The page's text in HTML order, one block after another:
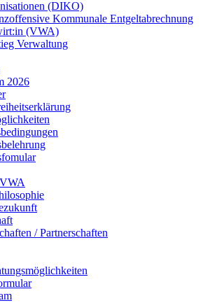
(DIKO)
Kommunale Entgeltabrechnung
(VWA)
Verwaltung
2026
/ Partnerschaften